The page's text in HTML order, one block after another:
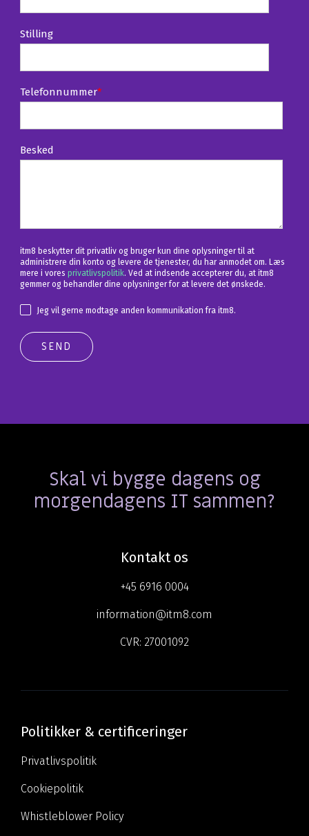
Stilling
Telefonnummer*
Besked
itm8 beskytter dit privatliv og bruger kun dine oplysninger til at
administrere din konto og levere de tjenester, du har anmodet om. Læs
mere i vores privatlivspolitik. Ved at indsende accepterer du, at itm8
gemmer og behandler dine oplysninger for at levere det ønskede.
Jeg vil gerne modtage anden kommunikation fra itm8.
Skal vi bygge dagens og
morgendagens IT sammen?
Kontakt os
+45 6916 0004
information@itm8.com
CVR: 27001092
Politikker & certificeringer
Privatlivspolitik
Cookiepolitik
Whistleblower Policy